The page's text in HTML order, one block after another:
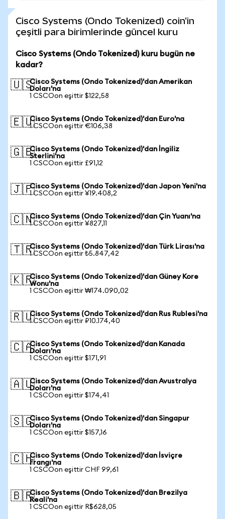
Cisco Systems (Ondo Tokenized) coin'in
çeşitli para birimlerinde güncel kuru
Cisco Systems (Ondo Tokenized) kuru bugün ne
kadar?
🇺🇸Cisco Systems (Ondo Tokenized)'dan Amerikan
Doları'na
1 CSCOon eşittir $122,58
🇪🇺Cisco Systems (Ondo Tokenized)'dan Euro'na
1 CSCOon eşittir €106,38
🇬🇧Cisco Systems (Ondo Tokenized)'dan İngiliz
Sterlini'na
1 CSCOon eşittir £91,12
🇯🇵Cisco Systems (Ondo Tokenized)'dan Japon Yeni'na
1 CSCOon eşittir ¥19.408,2
🇨🇳Cisco Systems (Ondo Tokenized)'dan Çin Yuanı'na
1 CSCOon eşittir ¥827,11
🇹🇷Cisco Systems (Ondo Tokenized)'dan Türk Lirası'na
1 CSCOon eşittir ₺5.847,42
🇰🇷Cisco Systems (Ondo Tokenized)'dan Güney Kore
Wonu'na
1 CSCOon eşittir ₩174.090,02
🇷🇺Cisco Systems (Ondo Tokenized)'dan Rus Rublesi'na
1 CSCOon eşittir ₽10.174,40
🇨🇦Cisco Systems (Ondo Tokenized)'dan Kanada
Doları'na
1 CSCOon eşittir $171,91
🇦🇺Cisco Systems (Ondo Tokenized)'dan Avustralya
Doları'na
1 CSCOon eşittir $174,41
🇸🇬Cisco Systems (Ondo Tokenized)'dan Singapur
Doları'na
1 CSCOon eşittir $157,16
🇨🇭Cisco Systems (Ondo Tokenized)'dan İsviçre
Frangı'na
1 CSCOon eşittir CHF 99,61
🇧🇷Cisco Systems (Ondo Tokenized)'dan Brezilya
Reali'na
1 CSCOon eşittir R$628,05